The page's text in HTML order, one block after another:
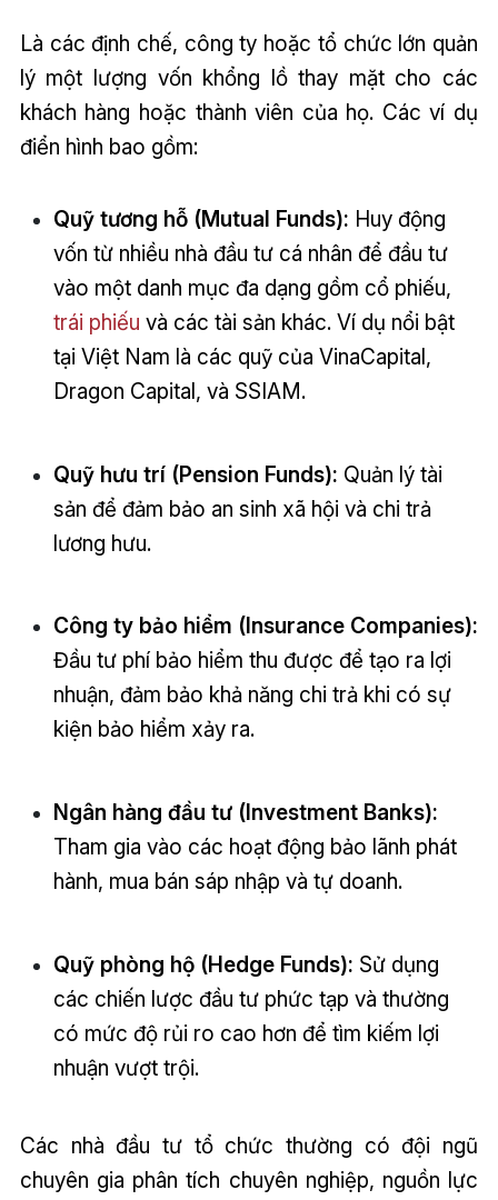
Là các định chế, công ty hoặc tổ chức lớn quản
lý một lượng vốn khổng lồ thay mặt cho các
khách hàng hoặc thành viên của họ. Các ví dụ
điển hình bao gồm:
Quỹ tương hỗ (Mutual Funds): Huy động
vốn từ nhiều nhà đầu tư cá nhân để đầu tư
vào một danh mục đa dạng gồm cổ phiếu,
trái phiếu và các tài sản khác. Ví dụ nổi bật
tại Việt Nam là các quỹ của VinaCapital,
Dragon Capital, và SSIAM.
Quỹ hưu trí (Pension Funds): Quản lý tài
sản để đảm bảo an sinh xã hội và chi trả
lương hưu.
Công ty bảo hiểm (Insurance Companies):
Đầu tư phí bảo hiểm thu được để tạo ra lợi
nhuận, đảm bảo khả năng chi trả khi có sự
kiện bảo hiểm xảy ra.
Ngân hàng đầu tư (Investment Banks):
Tham gia vào các hoạt động bảo lãnh phát
hành, mua bán sáp nhập và tự doanh.
Quỹ phòng hộ (Hedge Funds): Sử dụng
các chiến lược đầu tư phức tạp và thường
có mức độ rủi ro cao hơn để tìm kiếm lợi
nhuận vượt trội.
Các nhà đầu tư tổ chức thường có đội ngũ
chuyên gia phân tích chuyên nghiệp, nguồn lực